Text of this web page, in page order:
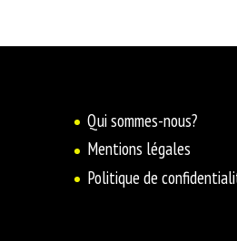
Qui sommes-nous?
Mentions légales
Politique de